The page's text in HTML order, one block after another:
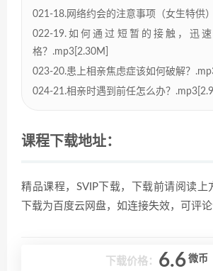
021-18.网络约会的注意事项（女生特供
022-19.如何通过短暂的接触，迅
格？.mp3[2.30M]
023-20.患上相亲焦虑症该如何破解？
024-21.相亲时遇到前任怎么办？
课程下载地址：
精品课程，SVIP下载，下载前请阅读上
下载为百度云网盘，如连接失效，可评论
下载价格： 6.6 微币